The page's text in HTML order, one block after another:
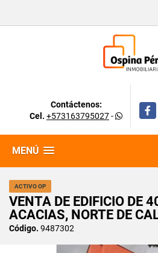
Contáctenos:
Cel. +573163795027-
MENÚ
ACTIVO OP
VENTA DE EDIFICIO DE
ACACIAS, NORTE DE
Código. 9487302